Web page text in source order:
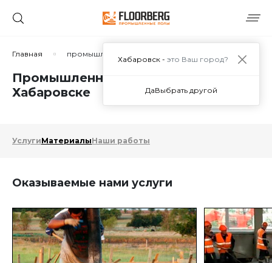
Главная промышленные бетонные полы
Промышленные бетонные полы в
Хабаровске
УслугиМатериалыНаши работы
Оказываемые нами услуги
Хабаровск - это Ваш город?
ДаВыбрать другой